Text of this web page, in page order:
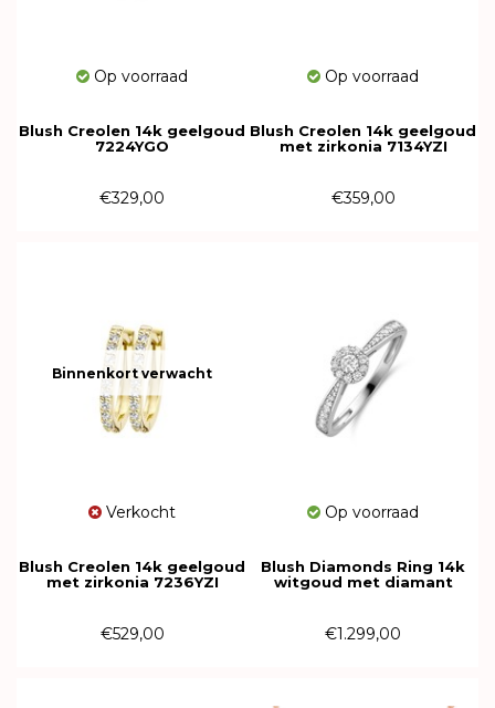
Op voorraad
Blush Creolen 14k geelgoud
7224YGO
€329,00
Op voorraad
Blush Creolen 14k geelgoud
met zirkonia 7134YZI
€359,00
Binnenkort verwacht
Verkocht
Blush Creolen 14k geelgoud
met zirkonia 7236YZI
€529,00
Op voorraad
Blush Diamonds Ring 14k
witgoud met diamant
€1.299,00